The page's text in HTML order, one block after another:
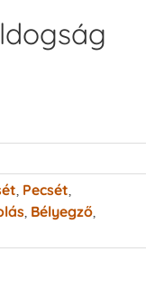
Pecsét
Bélyegző